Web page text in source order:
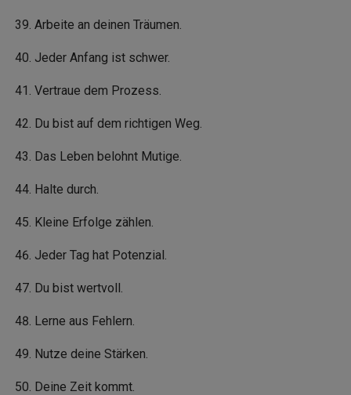
Arbeite an deinen Träumen.
Jeder Anfang ist schwer.
Vertraue dem Prozess.
Du bist auf dem richtigen Weg.
Das Leben belohnt Mutige.
Halte durch.
Kleine Erfolge zählen.
Jeder Tag hat Potenzial.
Du bist wertvoll.
Lerne aus Fehlern.
Nutze deine Stärken.
Deine Zeit kommt.